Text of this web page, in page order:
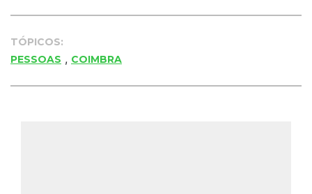
TÓPICOS:
PESSOAS , COIMBRA